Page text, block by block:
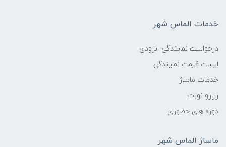
خدمات الماس شهر
درخواست نمایندگی- بزودی
لیست قیمت نمایندگی
خدمات ماساژ
رزرو نوبت
دوره های حضوری
ماساژ الماس شهر